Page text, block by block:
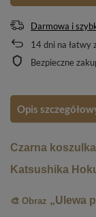
Darmowa i
14dni na łatwy
Bezpieczne
Opis
Czarna
Katsushika
🎨 Obraz „Ulewa